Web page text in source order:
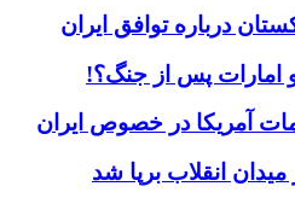
درباره توافق ایران
و امارات پس از جنگ؟!
آمریکا در خصوص ایران
انقلاب برپا شد